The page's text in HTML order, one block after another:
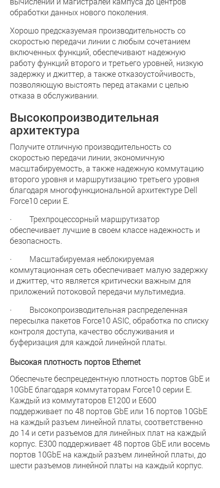
обработки данных нового поколения.
Хорошо предсказуемая производительность со
скоростью передачи линии с любым сочетанием
включенных функций, обеспечивают надежную
работу функций второго и третьего уровней, низкую
задержку и джиттер, а также отказоустойчивость,
позволяющую выстоять перед атаками с целью
отказа в обслуживании.
Высокопроизводительная
архитектура
Получите отличную производительность со
скоростью передачи линии, экономичную
масштабируемость, а также надежную коммутацию
второго уровня и маршрутизацию третьего уровня
благодаря многофункциональной архитектуре Dell
Force10 серии E.
· Трехпроцессорный маршрутизатор
обеспечивает лучшие в своем классе надежность и
безопасность.
· Масштабируемая неблокируемая
коммутационная сеть обеспечивает малую задержку
и джиттер, что является критически важным для
приложений потоковой передачи мультимедиа.
· Высокопроизводительная распределенная
пересылка пакетов Force10 ASIC, обработка по списку
контроля доступа, качество обслуживания и
буферизация для каждой линейной платы.
Высокая плотность портов Ethernet
Обеспечьте беспрецедентную плотность портов GbE и
10GbE благодаря коммутаторам Force10 серии E.
Каждый из коммутаторов E1200 и E600
поддерживает по 48 портов GbE или 16 портов 10GbE
на каждый разъем линейной платы, соответственно
до 14 и сети разъемов для линейных плат на каждый
корпус. E300 поддерживает 48 портов GbE или восемь
портов 10GbE на каждый разъем линейной платы, до
шести разъемов линейной платы на каждый корпус.